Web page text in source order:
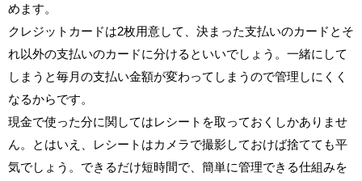
めます。
クレジットカードは2枚用意して、決まった支払いのカードとそ
れ以外の支払いのカードに分けるといいでしょう。一緒にして
しまうと毎月の支払い金額が変わってしまうので管理しにくく
なるからです。
現金で使った分に関してはレシートを取っておくしかありませ
ん。とはいえ、レシートはカメラで撮影しておけば捨てても平
気でしょう。できるだけ短時間で、簡単に管理できる仕組みを